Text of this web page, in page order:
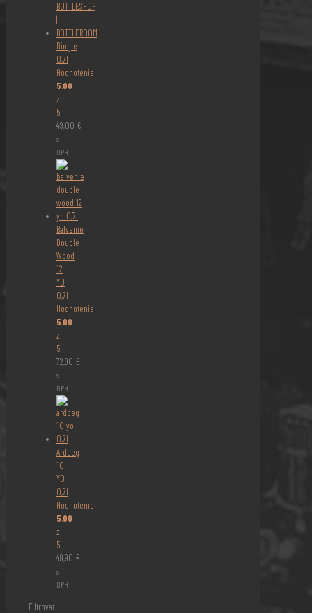
Dingle
0,7l
Hodnotenie
5.00
z
5
49,00 €
s
DPH
Balvenie
Double
Wood
12
YO
0,7l
Hodnotenie
5.00
z
5
72,90 €
s
DPH
Ardbeg
10
YO
0,7l
Hodnotenie
5.00
z
5
49,90 €
s
DPH
Filtrovať